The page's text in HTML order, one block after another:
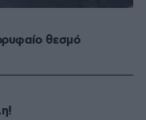
θεσμό